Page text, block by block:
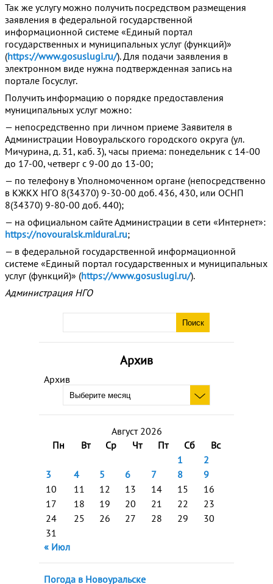
Архив
Архив
Август 2026
Пн
Вт Ср Чт Пт Сб
Вс
1
2
3
4 5 6 7 8
9
10
11 12 13 14 15
16
17
18 19 20 21 22
23
24
25 26 27 28 29
30
31
« Июл
Погода в Новоуральске
Так же услугу можно получить посредством размещения
заявления в федеральной государственной
информационной системе «Единый портал
государственных и муниципальных услуг (функций)»
(https://www.gosuslugi.ru/). Для подачи заявления в
электронном виде нужна подтвержденная запись на
портале Госуслуг.
Получить информацию о порядке предоставления
муниципальных услуг можно:
— непосредственно при личном приеме Заявителя в
Администрации Новоуральского городского округа (ул.
Мичурина, д. 31, каб. 3), часы приема: понедельник с 14-00
до 17-00, четверг с 9-00 до 13-00;
— по телефону в Уполномоченном органе (непосредственно
в КЖКХ НГО 8(34370) 9-30-00 доб. 436, 430, или ОСНП
8(34370) 9-80-00 доб. 440);
— на официальном сайте Администрации в сети «Интернет»:
https://novouralsk.midural.ru;
— в федеральной государственной информационной
системе «Единый портал государственных и муниципальных
услуг (функций)» (https://www.gosuslugi.ru/).
Администрация НГО